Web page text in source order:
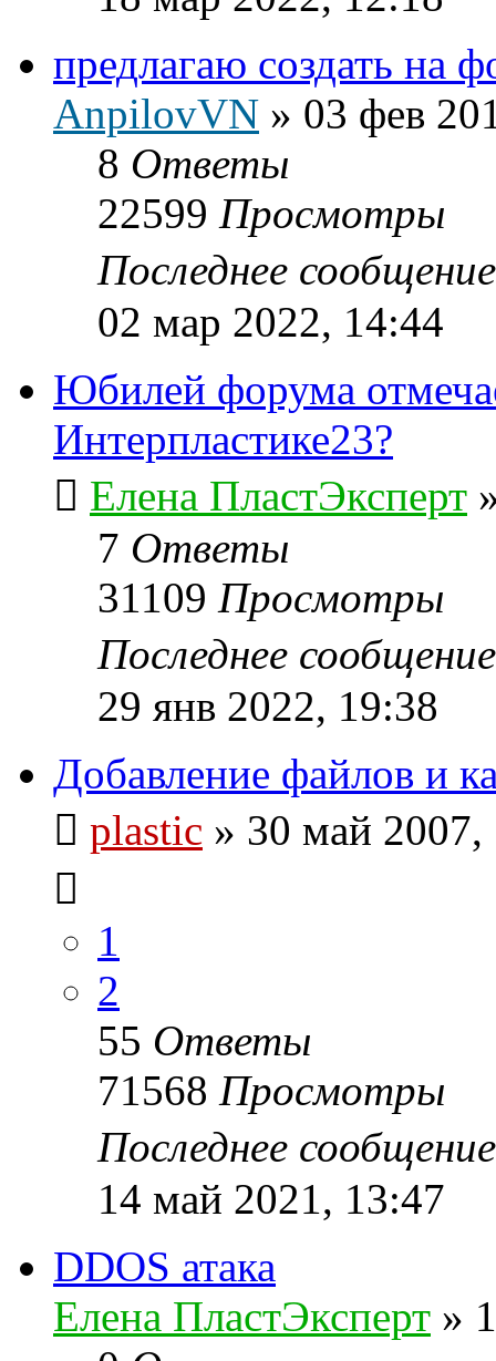
предлагаю создать на
AnpilovVN » 03 фев
8 Ответы
22599 Просмотры
Последнее
02 мар 2022, 14:44
Юбилей форума
Интерпластике23?
Елена ПластЭксперт
7 Ответы
31109 Просмотры
Последнее
29 янв 2022, 19:38
Добавление файлов и
plastic » 30 май 2007,
1
2
55 Ответы
71568 Просмотры
Последнее
14 май 2021, 13:47
DDOS атака
Елена ПластЭксперт »